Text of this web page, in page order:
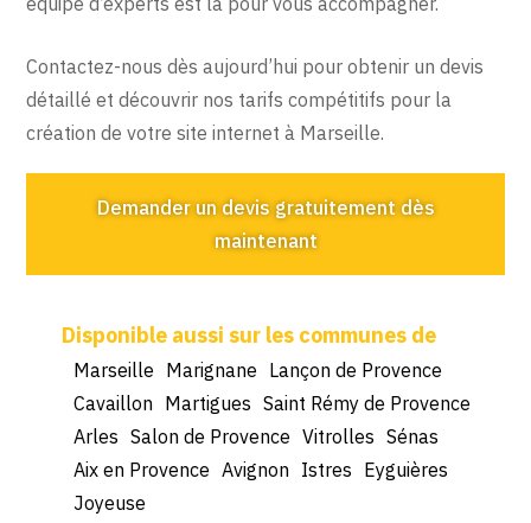
Contactez-nous dès aujourd’hui pour obtenir un devis
détaillé et découvrir nos tarifs compétitifs pour la
création de votre site internet à Marseille.
Demander un devis gratuitement dès
maintenant
Marseille Marignane Lançon de Provence
Cavaillon Martigues Saint Rémy de Provence
Arles Salon de Provence Vitrolles Sénas
Aix en Provence Avignon Istres Eyguières
Joyeuse